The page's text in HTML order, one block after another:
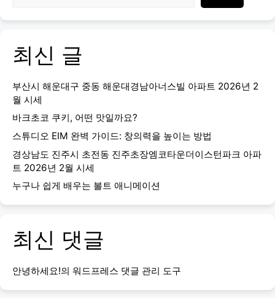
최신 글
부산시 해운대구 중동 해운대경남아너스빌 아파트 2026년 2
월 시세
바크초코 쿠키, 어떤 맛일까요?
스튜디오 EIM 완벽 가이드: 창의력을 높이는 방법
경상남도 진주시 초전동 진주초장엠코타운더이스턴파크 아파
트 2026년 2월 시세
누구나 쉽게 배우는 볼트 애니메이션
최신 댓글
안녕하세요!의 워드프레스 댓글 관리 도구